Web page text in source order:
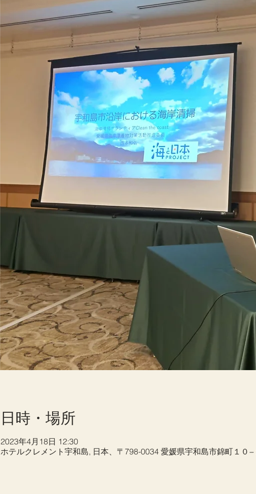
日時・場所
2023年4月18日 12:30
ホテルクレメント宇和島, 日本、〒798-0034 愛媛県宇和島市錦町１０−